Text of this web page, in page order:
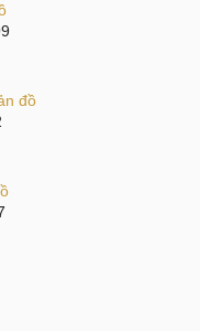
thẩm mỹ và thiếu
muốn nâng cấp bộ
toàn mới cho chiếc
hãy cân nhắc và
suôn sẻ và thu được
đồ